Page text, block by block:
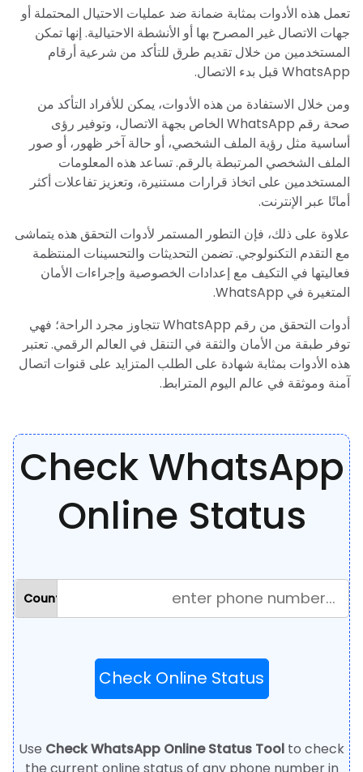
تعمل هذه الأدوات بمثابة ضمانة ضد عمليات الاحتيال المحتملة أو
جهات الاتصال غير المصرح بها أو الأنشطة الاحتيالية. إنها تمكن
المستخدمين من خلال تقديم طرق للتأكد من شرعية أرقام
WhatsApp قبل بدء الاتصال.
ومن خلال الاستفادة من هذه الأدوات، يمكن للأفراد التأكد من
صحة رقم WhatsApp الخاص بجهة الاتصال، وتوفير رؤى
أساسية مثل رؤية الملف الشخصي، أو حالة آخر ظهور، أو صور
الملف الشخصي المرتبطة بالرقم. تساعد هذه المعلومات
المستخدمين على اتخاذ قرارات مستنيرة، وتعزيز تفاعلات أكثر
أمانًا عبر الإنترنت.
علاوة على ذلك، فإن التطور المستمر لأدوات التحقق هذه يتماشى
مع التقدم التكنولوجي. تضمن التحديثات والتحسينات المنتظمة
فعاليتها في التكيف مع إعدادات الخصوصية وإجراءات الأمان
المتغيرة في WhatsApp.
أدوات التحقق من رقم WhatsApp تتجاوز مجرد الراحة؛ فهي
توفر طبقة من الأمان والثقة في التنقل في العالم الرقمي. تعتبر
هذه الأدوات بمثابة شهادة على الطلب المتزايد على قنوات اتصال
آمنة وموثقة في عالم اليوم المترابط.
Check WhatsApp
Online Status
Check Online Status
Use Check WhatsApp Online Status Tool to check